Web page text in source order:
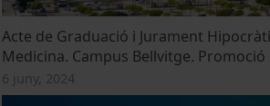
Acte de Graduació i Jurament
Medicina. Campus Bellvitge. Promoció
6 juny, 2024